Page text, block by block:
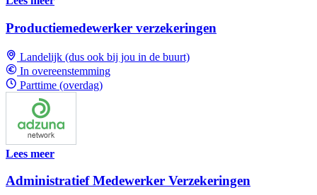
Productiemedewerker verzekeringen
Landelijk (dus ook bij jou in de buurt)
In overeenstemming
Parttime (overdag)
Lees meer
Administratief Medewerker Verzekeringen